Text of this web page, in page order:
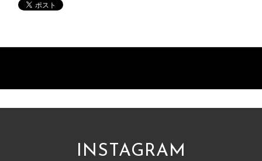
INSTAGRAM